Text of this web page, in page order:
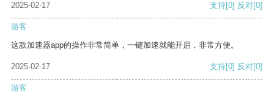
2025-02-17 支持[0] 反对[0]
游客
这款加速器app的操作非常简单，一键加速就能开启，非常方便。
2025-02-17 支持[0] 反对[0]
游客